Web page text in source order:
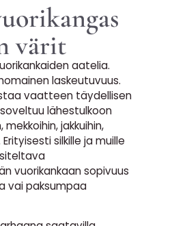
värit
aatelia.
laskeutuvuus.
vaatteen täydellisen
lähestulkoon
jakkuihin,
silkille ja muille
vuorikankaan sopivuus
vai paksumpaa